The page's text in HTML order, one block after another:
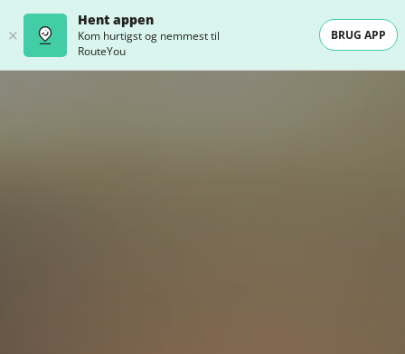
Hent appen
Kom hurtigst og nemmest til
RouteYou
BRUG APP